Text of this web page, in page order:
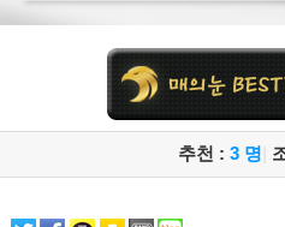
추천 : 3 명